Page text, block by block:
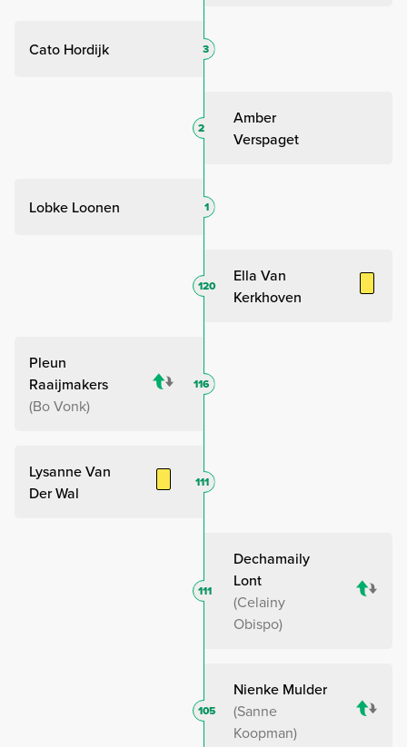
Cato Hordijk 3
Amber
Verspaget
2
Lobke Loonen 1
Ella Van
Kerkhoven
120
Pleun
Raaijmakers
Bo Vonk
116
Lysanne Van
Der Wal
111
Dechamaily
Lont
Celainy
Obispo
111
Nienke Mulder
Sanne
Koopman
105